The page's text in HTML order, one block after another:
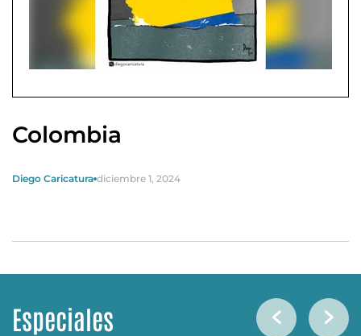
Colombia
Diego Caricatura diciembre 1, 2024
Especiales